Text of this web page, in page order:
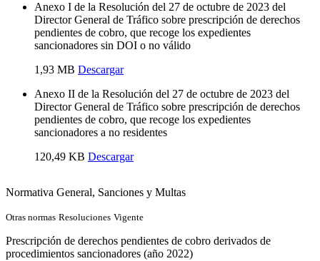
Anexo I de la Resolución del 27 de octubre de 2023 del
Director General de Tráfico sobre prescripción de derechos
pendientes de cobro, que recoge los expedientes
sancionadores sin DOI o no válido
1,93 MB Descargar
Anexo II de la Resolución del 27 de octubre de 2023 del
Director General de Tráfico sobre prescripción de derechos
pendientes de cobro, que recoge los expedientes
sancionadores a no residentes
120,49 KB Descargar
Normativa General, Sanciones y Multas
Otras normas Resoluciones Vigente
Prescripción de derechos pendientes de cobro derivados de
procedimientos sancionadores (año 2022)